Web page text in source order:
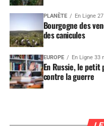
PLANÈTE En Ligne
Bourgogne des
des canicules
EUROPE En Ligne 33
En Russie, le
contre la guerre